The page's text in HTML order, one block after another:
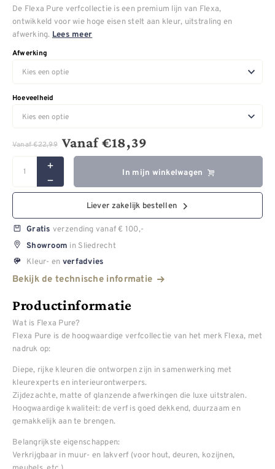
De Flexa Pure verfcollectie is een premium lijn van Flexa,
ontwikkeld voor wie hoge eisen stelt aan kleur, uitstraling en
afwerking. Lees meer
Afwerking
Hoeveelheid
Vanaf€22,99 Vanaf€18,39
In mijn winkelwagen
Liever zakelijk bestellen
Gratis verzending vanaf € 100,-
Showroom in Sliedrecht
Kleur- en verfadvies
Bekijk de technische informatie
Productinformatie
Wat is Flexa Pure?
Flexa Pure is de hoogwaardige verfcollectie van het merk Flexa, met
nadruk op:
Diepe, rijke kleuren die ontworpen zijn in samenwerking met
kleurexperts en interieurontwerpers.
Zijdezachte, matte of glanzende afwerkingen die luxe uitstralen.
Hoogwaardige kwaliteit: de verf is goed dekkend, duurzaam en
gemakkelijk aan te brengen.
Belangrijkste eigenschappen:
Verkrijgbaar in muur- en lakverf (voor hout, deuren, kozijnen,